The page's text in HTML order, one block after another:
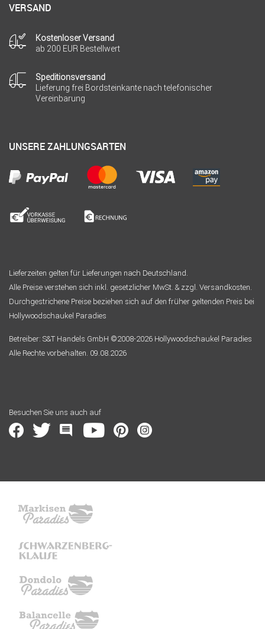
VERSAND
Kostenloser Versand
ab 200 EUR Bestellwert
Speditionsversand
Lieferung frei Bordsteinkante nach telefonischer
Vereinbarung
UNSERE ZAHLUNGSARTEN
Lieferzeiten gelten für Lieferungen nach Deutschland.
Alle Preise verstehen sich inkl. gesetzlicher MwSt. & zzgl. Versandkosten.
Durchgestrichene Preise beziehen sich auf den früher geltenden Preis bei
Hollywoodschaukel Paradies
Betreiber: S&T Handels GmbH ©2008-2026 Hollywoodschaukel Paradies
Alle Rechte vorbehalten. 09.08.2026
Besuchen Sie uns auch auf